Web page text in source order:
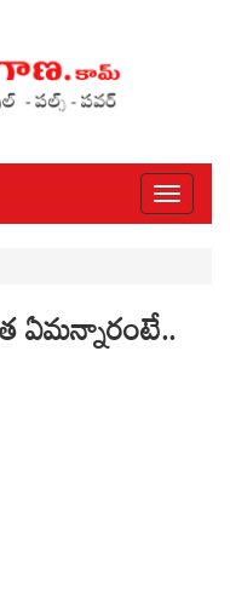
Toggle
ఏమన్నారంటే..